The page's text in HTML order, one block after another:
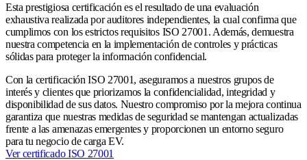
Esta prestigiosa certificación es el resultado de una evaluación
exhaustiva realizada por auditores independientes, la cual confirma que
cumplimos con los estrictos requisitos ISO 27001. Además, demuestra
nuestra competencia en la implementación de controles y prácticas
sólidas para proteger la información confidencial.
Con la certificación ISO 27001, aseguramos a nuestros grupos de
interés y clientes que priorizamos la confidencialidad, integridad y
disponibilidad de sus datos. Nuestro compromiso por la mejora continua
garantiza que nuestras medidas de seguridad se mantengan actualizadas
frente a las amenazas emergentes y proporcionen un entorno seguro
para tu negocio de carga EV.
Ver certificado ISO 27001